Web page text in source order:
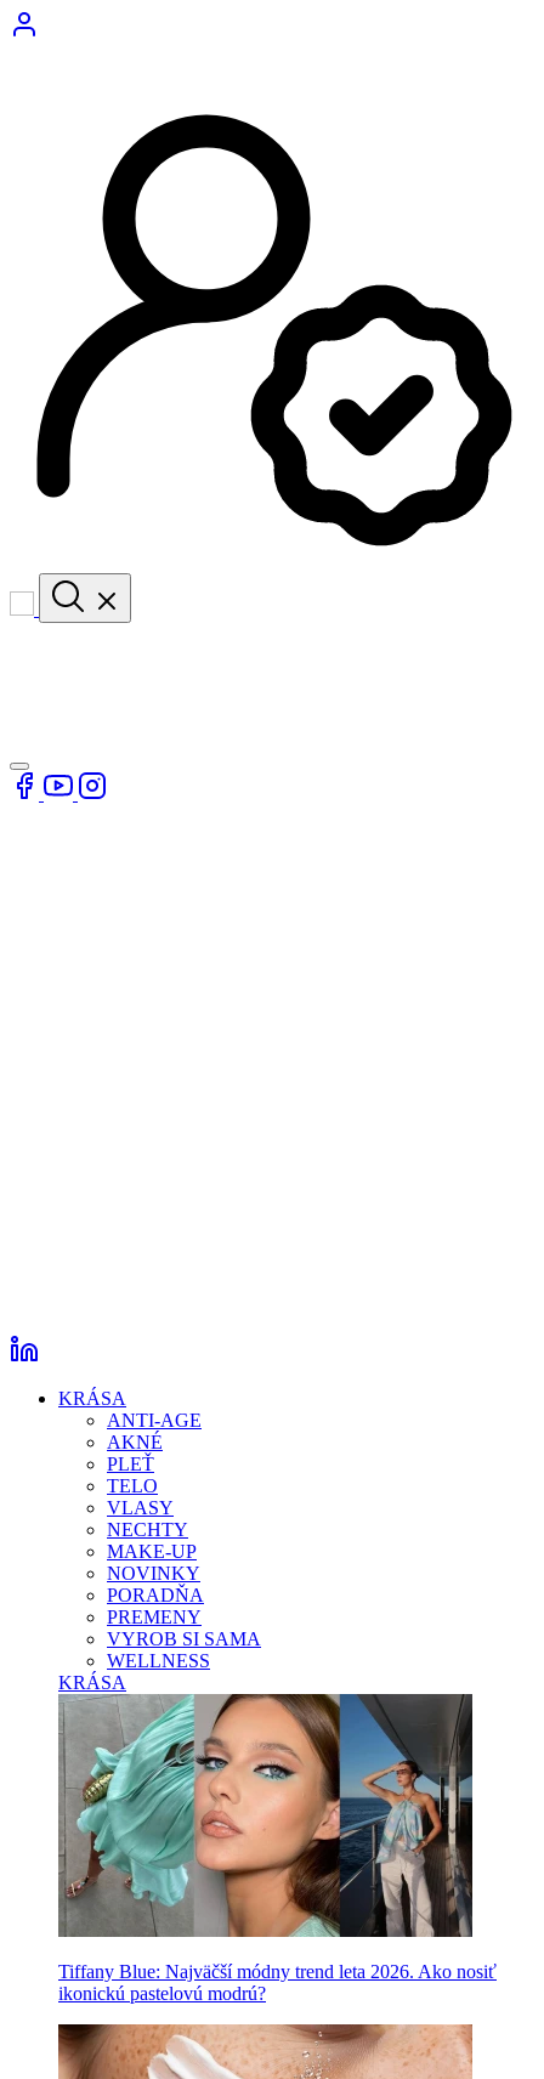
KRÁSA
ANTI-AGE
AKNÉ
PLEŤ
TELO
VLASY
NECHTY
MAKE-UP
NOVINKY
PORADŇA
PREMENY
VYROB SI SAMA
WELLNESS
KRÁSA
Tiffany Blue: Najväčší módny trend leta 2026. Ako nosiť
ikonickú pastelovú modrú?